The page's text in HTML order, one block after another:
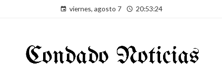
viernes, agosto 7 20:53:24